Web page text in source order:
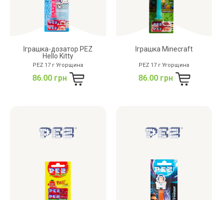
Іграшка-дозатор PEZ
Hello Kitty
PEZ 17 г Угорщина
86.00 грн
Іграшка Minecraft
PEZ 17 г Угорщина
86.00 грн